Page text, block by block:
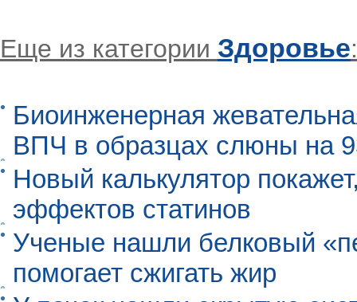
Еще из категории Здоровье:
Биоинженерная
ВПЧ в образцах слюны на
Новый калькулятор
эффектов статинов
Ученые нашли белковый
помогает сжигать жир